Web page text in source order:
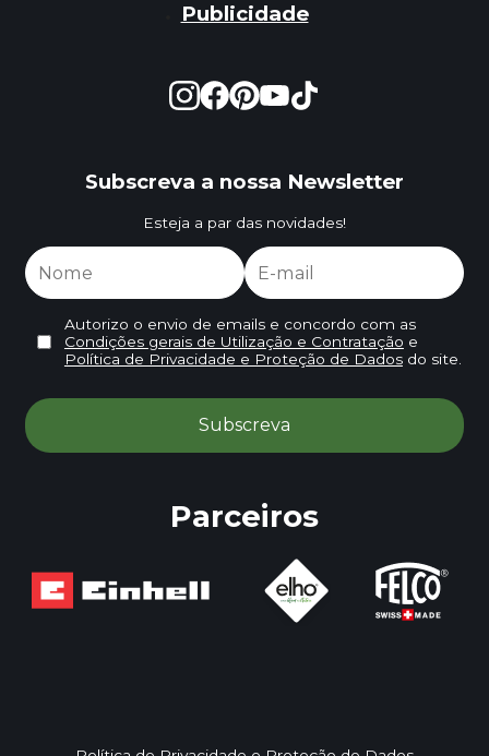
Publicidade
Subscreva a nossa Newsletter
Esteja a par das novidades!
Autorizo o envio de emails e concordo com as
Condições gerais de Utilização e Contratação e
Política de Privacidade e Proteção de Dadosdo site.
Parceiros